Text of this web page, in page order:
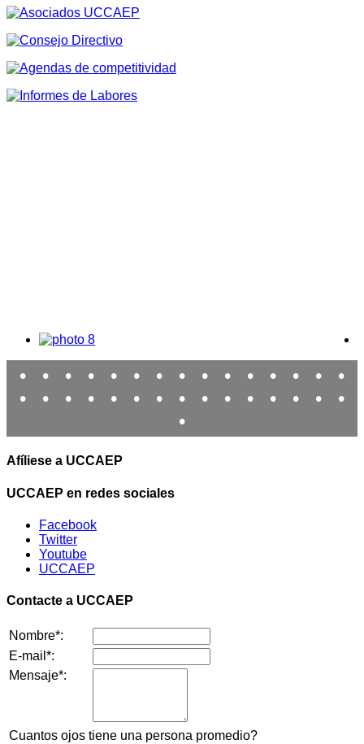
• • • • • • • • • • • • • •
•
•
• • • • • • • • • • • • •
•
•
Afíliese a UCCAEP
UCCAEP en redes sociales
Facebook
Twitter
Youtube
UCCAEP
Contacte a UCCAEP
Nombre*:
E-mail*:
Mensaje*:
Cuantos ojos tiene una persona promedio?